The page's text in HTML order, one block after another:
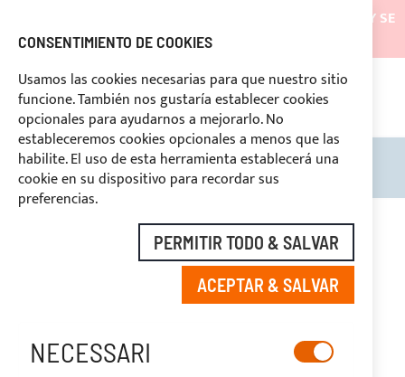
LOS ENVÍOS ESTARÁN SUSPENDIDOS DESDE EL 05/08/26 Y SE
REANUDARÁN EL 27/08/26
DESCUENTOS RESERVADOS A LOS OPERADORES DEL
SECTOR
DERECHO DE DESUSTIMIENTO
Search
Saltar
imágenes
CONSENTIMIENTO DE COOKIES
Usamos las cookies necesarias para que nuestro sitio
funcione. También nos gustaría establecer cookies
opcionales para ayudarnos a mejorarlo. No
estableceremos cookies opcionales a menos que las
habilite. El uso de esta herramienta establecerá una
cookie en su dispositivo para recordar sus
preferencias.
PERMITIR TODO & SALVAR
ACEPTAR & SALVAR
NECESSARI